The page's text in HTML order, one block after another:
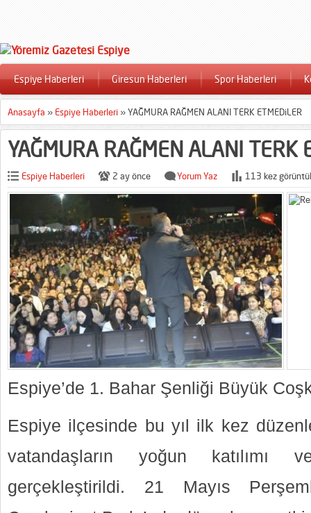
Espiye Haberleri Giresun Haberleri Spor Haberleri
Anasayfa » Espiye Haberleri »YAĞMURA RAĞMEN ALANI TERK ETMEDiLER
YAĞMURA RAĞMEN ALANI TERK
Espiye Haberleri 2 ay önce Yorum Yaz 113 kez
Espiye’de 1. Bahar Şenliği Büyük
Espiye ilçesinde bu yıl ilk kez
vatandaşların yoğun katılımı
gerçekleştirildi. 21 Mayıs